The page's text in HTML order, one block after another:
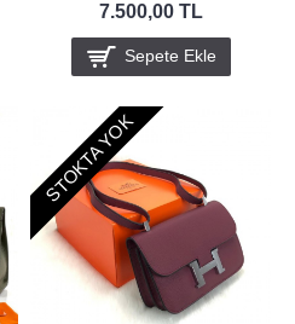
7.500,00 TL
Sepete Ekle
STOKTA YOK